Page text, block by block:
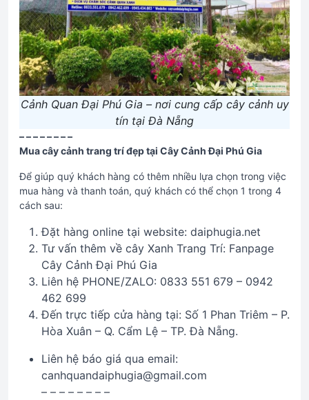
Cảnh Quan Đại Phú Gia – nơi cung cấp cây cảnh uy
tín tại Đà Nẵng
– – – – – – – –
Mua cây cảnh trang trí đẹp tại Cây Cảnh Đại Phú Gia
Để giúp quý khách hàng có thêm nhiều lựa chọn trong việc
mua hàng và thanh toán, quý khách có thể chọn 1 trong 4
cách sau:
Đặt hàng online tại website: daiphugia.net
Tư vấn thêm về cây Xanh Trang Trí: Fanpage
Cây Cảnh Đại Phú Gia
Liên hệ PHONE/ZALO: 0833 551 679 – 0942
462 699
Đến trực tiếp cửa hàng tại: Số 1 Phan Triêm – P.
Hòa Xuân – Q. Cẩm Lệ – TP. Đà Nẵng.
Liên hệ báo giá qua email:
canhquandaiphugia@gmail.com
– – – – – – – –